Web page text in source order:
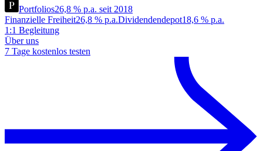
Portfolios26,8 % p.a. seit 2018
Finanzielle Freiheit26,8 % p.a.Dividendendepot18,6 % p.a.
1:1 Begleitung
Über uns
7 Tage kostenlos testen